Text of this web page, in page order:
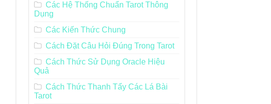
Các Hệ Thống Chuẩn Tarot Thông
Dụng
Các Kiến Thức Chung
Cách Đặt Câu Hỏi Đúng Trong Tarot
Cách Thức Sử Dụng Oracle Hiệu
Quả
Cách Thức Thanh Tẩy Các Lá Bài
Tarot